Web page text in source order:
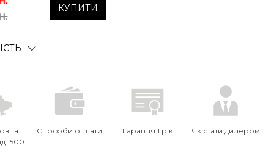
КУПИТИ
1500
Способи оплати Гарантія 1 рік Як стати дилером